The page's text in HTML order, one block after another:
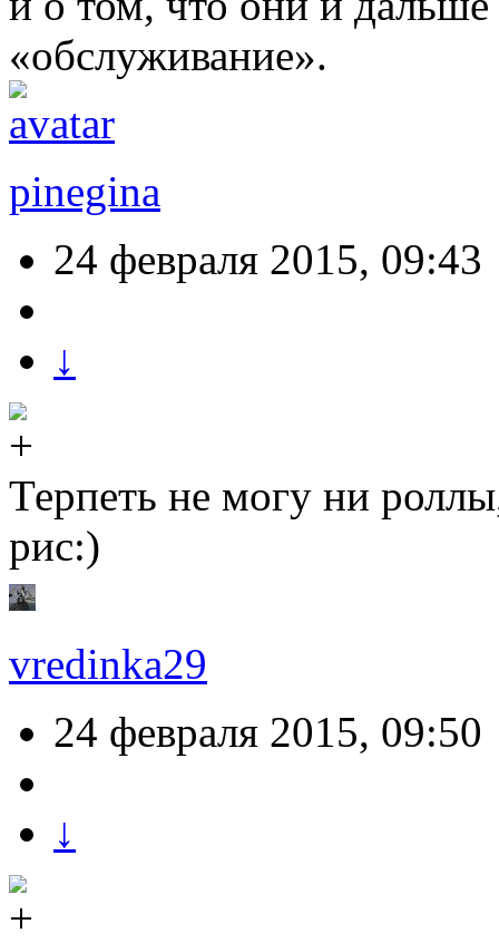
«обслуживание».
pinegina
24 февраля 2015, 09:43
↓
Терпеть не могу ни
рис:)
vredinka29
24 февраля 2015, 09:50
↓